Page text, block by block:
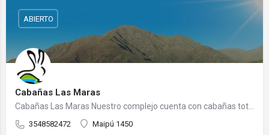
Cabañas Las Maras
3548582472 Maipú 1450
ABIERTO